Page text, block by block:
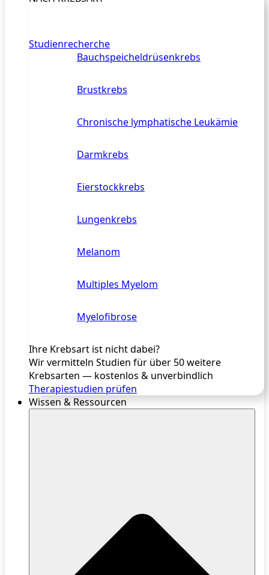
Studienrecherche
Bauchspeicheldrüsenkrebs
Brustkrebs
Chronische lymphatische Leukämie
Darmkrebs
Eierstockkrebs
Lungenkrebs
Melanom
Multiples Myelom
Myelofibrose
Ihre Krebsart ist nicht dabei?
Wir vermitteln Studien für über 50 weitere
Krebsarten — kostenlos & unverbindlich
Therapiestudien prüfen
Wissen & Ressourcen